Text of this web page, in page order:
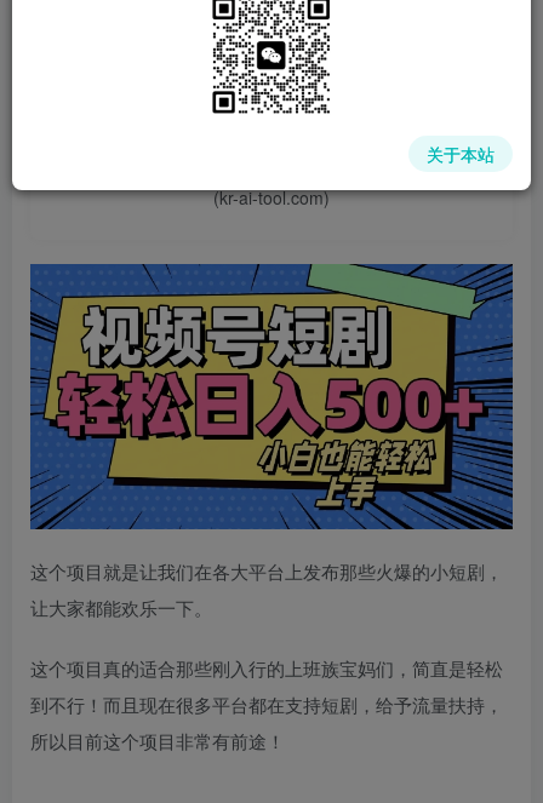
📌 1000➕互联网副业项目教程，更多网赚项目，点击以下
链接进入本站首页：
中赚网 - 分享各大收费VIP网赚项目和创业教程 - 狂人资源
(kr-ai-tool.com)
这个项目就是让我们在各大平台上发布那些火爆的小短剧，
让大家都能欢乐一下。
这个项目真的适合那些刚入行的上班族宝妈们，简直是轻松
到不行！而且现在很多平台都在支持短剧，给予流量扶持，
所以目前这个项目非常有前途！
关于本站